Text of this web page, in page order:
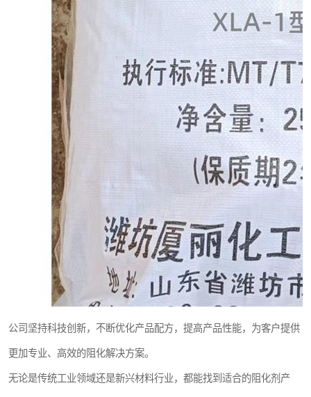
公司坚持科技创新，不断优化产品配方，提高产品性能，为客户提供
更加专业、高效的阻化解决方案。
无论是传统工业领域还是新兴材料行业，都能找到适合的阻化剂产